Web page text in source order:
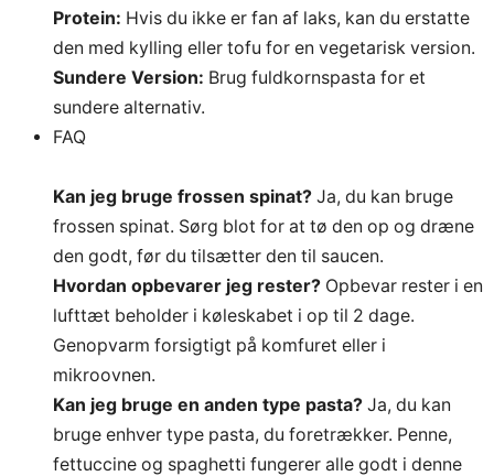
Protein: Hvis du ikke er fan af laks, kan du erstatte
den med kylling eller tofu for en vegetarisk version.
Sundere Version: Brug fuldkornspasta for et
sundere alternativ.
FAQ
Kan jeg bruge frossen spinat? Ja, du kan bruge
frossen spinat. Sørg blot for at tø den op og dræne
den godt, før du tilsætter den til saucen.
Hvordan opbevarer jeg rester? Opbevar rester i en
lufttæt beholder i køleskabet i op til 2 dage.
Genopvarm forsigtigt på komfuret eller i
mikroovnen.
Kan jeg bruge en anden type pasta? Ja, du kan
bruge enhver type pasta, du foretrækker. Penne,
fettuccine og spaghetti fungerer alle godt i denne